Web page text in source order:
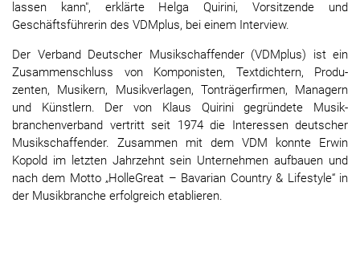
lassen kann", erklärte Helga Quirini, Vorsitzende und
Geschäftsführerin des VDMplus, bei einem Interview.
Der Verband Deutscher Musikschaffender (VDMplus) ist ein
Zusammenschluss von Komponisten, Textdichtern, Produ­
zenten, Musikern, Musikverlagen, Tonträgerfirmen, Managern
und Künstlern. Der von Klaus Quirini gegründete Musik­
branchenverband vertritt seit 1974 die Interessen deutscher
Musikschaffender. Zusammen mit dem VDM konnte Erwin
Kopold im letzten Jahrzehnt sein Unternehmen aufbauen und
nach dem Motto „HolleGreat – Bavarian Country & Lifestyle“ in
der Musik­branche erfolgreich etablieren.